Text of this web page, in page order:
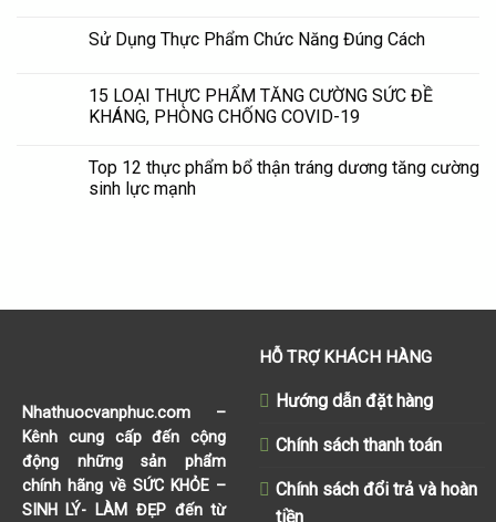
Sử Dụng Thực Phẩm Chức Năng Đúng Cách
15 LOẠI THỰC PHẨM TĂNG CƯỜNG SỨC ĐỀ
KHÁNG, PHÒNG CHỐNG COVID-19
Top 12 thực phẩm bổ thận tráng dương tăng cường
sinh lực mạnh
Nhathuocvanphuc.com–
Kênh cung cấp đến cộng
động những sản phẩm
chính hãng về SỨC KHỎE –
SINH LÝ- LÀM ĐẸP đến từ
HỖ TRỢ KHÁCH HÀNG
Hướng dẫn đặt hàng
Chính sách thanh toán
Chính sách đổi trả và hoàn
tiền